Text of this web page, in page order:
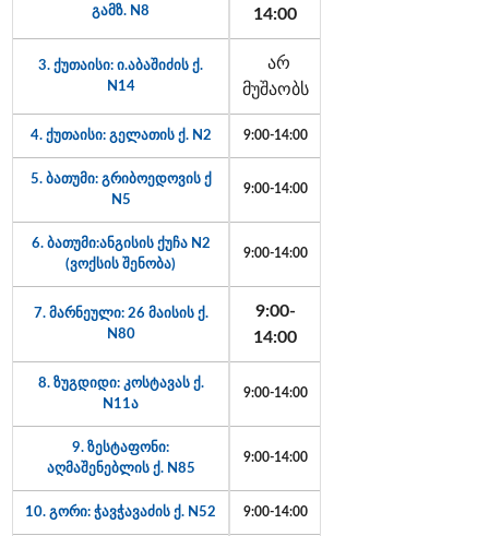
გამზ. N8
14:00
3. ქუთაისი: ი.აბაშიძის ქ.
N14
არ
მუშაობს
4. ქუთაისი: გელათის ქ. N2 9:00-14:00
5. ბათუმი: გრიბოედოვის ქ
N5
9:00-14:00
6. ბათუმი:ანგისის ქუჩა N2
(ვოქსის შენობა)
9:00-14:00
7. მარნეული: 26 მაისის ქ.
N80
9:00-
14:00
8. ზუგდიდი: კოსტავას ქ.
N11ა
9:00-14:00
9. ზესტაფონი:
აღმაშენებლის ქ. N85
9:00-14:00
10. გორი: ჭავჭავაძის ქ. N52 9:00-14:00